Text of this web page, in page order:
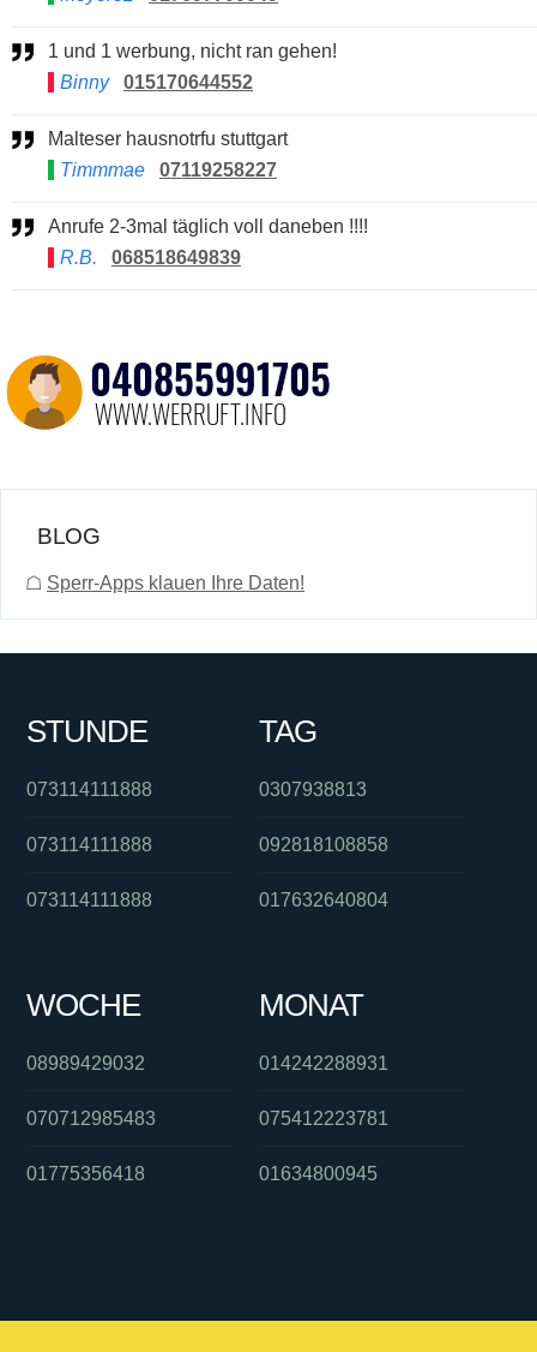
1 und 1 werbung, nicht ran gehen!
Binny
015170644552
Malteser hausnotrfu stuttgart
Timmmae
07119258227
Anrufe 2-3mal täglich voll daneben !!!!
R.B.
068518649839
BLOG
☖ Sperr-Apps klauen Ihre Daten!
STUNDE
073114111888
073114111888
073114111888
TAG
0307938813
092818108858
017632640804
WOCHE
08989429032
070712985483
01775356418
MONAT
014242288931
075412223781
01634800945